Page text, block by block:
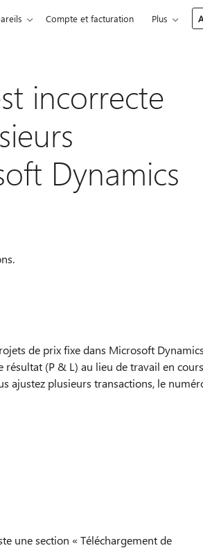
Compte et facturation Plus
incorrecte
Dynamics
de prix fixe dans Microsoft
résultat (P & L) au lieu de travail en cours
ajustez plusieurs transactions, le
une section « Téléchargement de